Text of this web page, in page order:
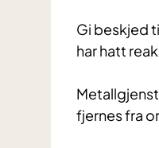
Gi beskjed
har hatt
fjernes fra